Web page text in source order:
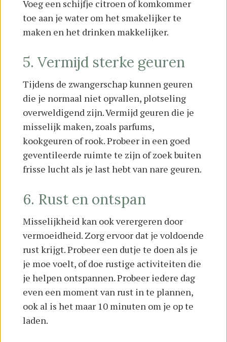
Voeg een schijfje citroen of komkommer
toe aan je water om het smakelijker te
maken en het drinken makkelijker.
5. Vermijd sterke geuren
Tijdens de zwangerschap kunnen geuren
die je normaal niet opvallen, plotseling
overweldigend zijn. Vermijd geuren die je
misselijk maken, zoals parfums,
kookgeuren of rook. Probeer in een goed
geventileerde ruimte te zijn of zoek buiten
frisse lucht als je last hebt van nare geuren.
6. Rust en ontspan
Misselijkheid kan ook verergeren door
vermoeidheid. Zorg ervoor dat je voldoende
rust krijgt. Probeer een dutje te doen als je
je moe voelt, of doe rustige activiteiten die
je helpen ontspannen. Probeer iedere dag
even een moment van rust in te plannen,
ook al is het maar 10 minuten om je op te
laden.